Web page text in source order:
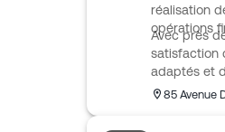
réalisation
opérations
Avec près
satisfaction
adaptés et
85 Avenue